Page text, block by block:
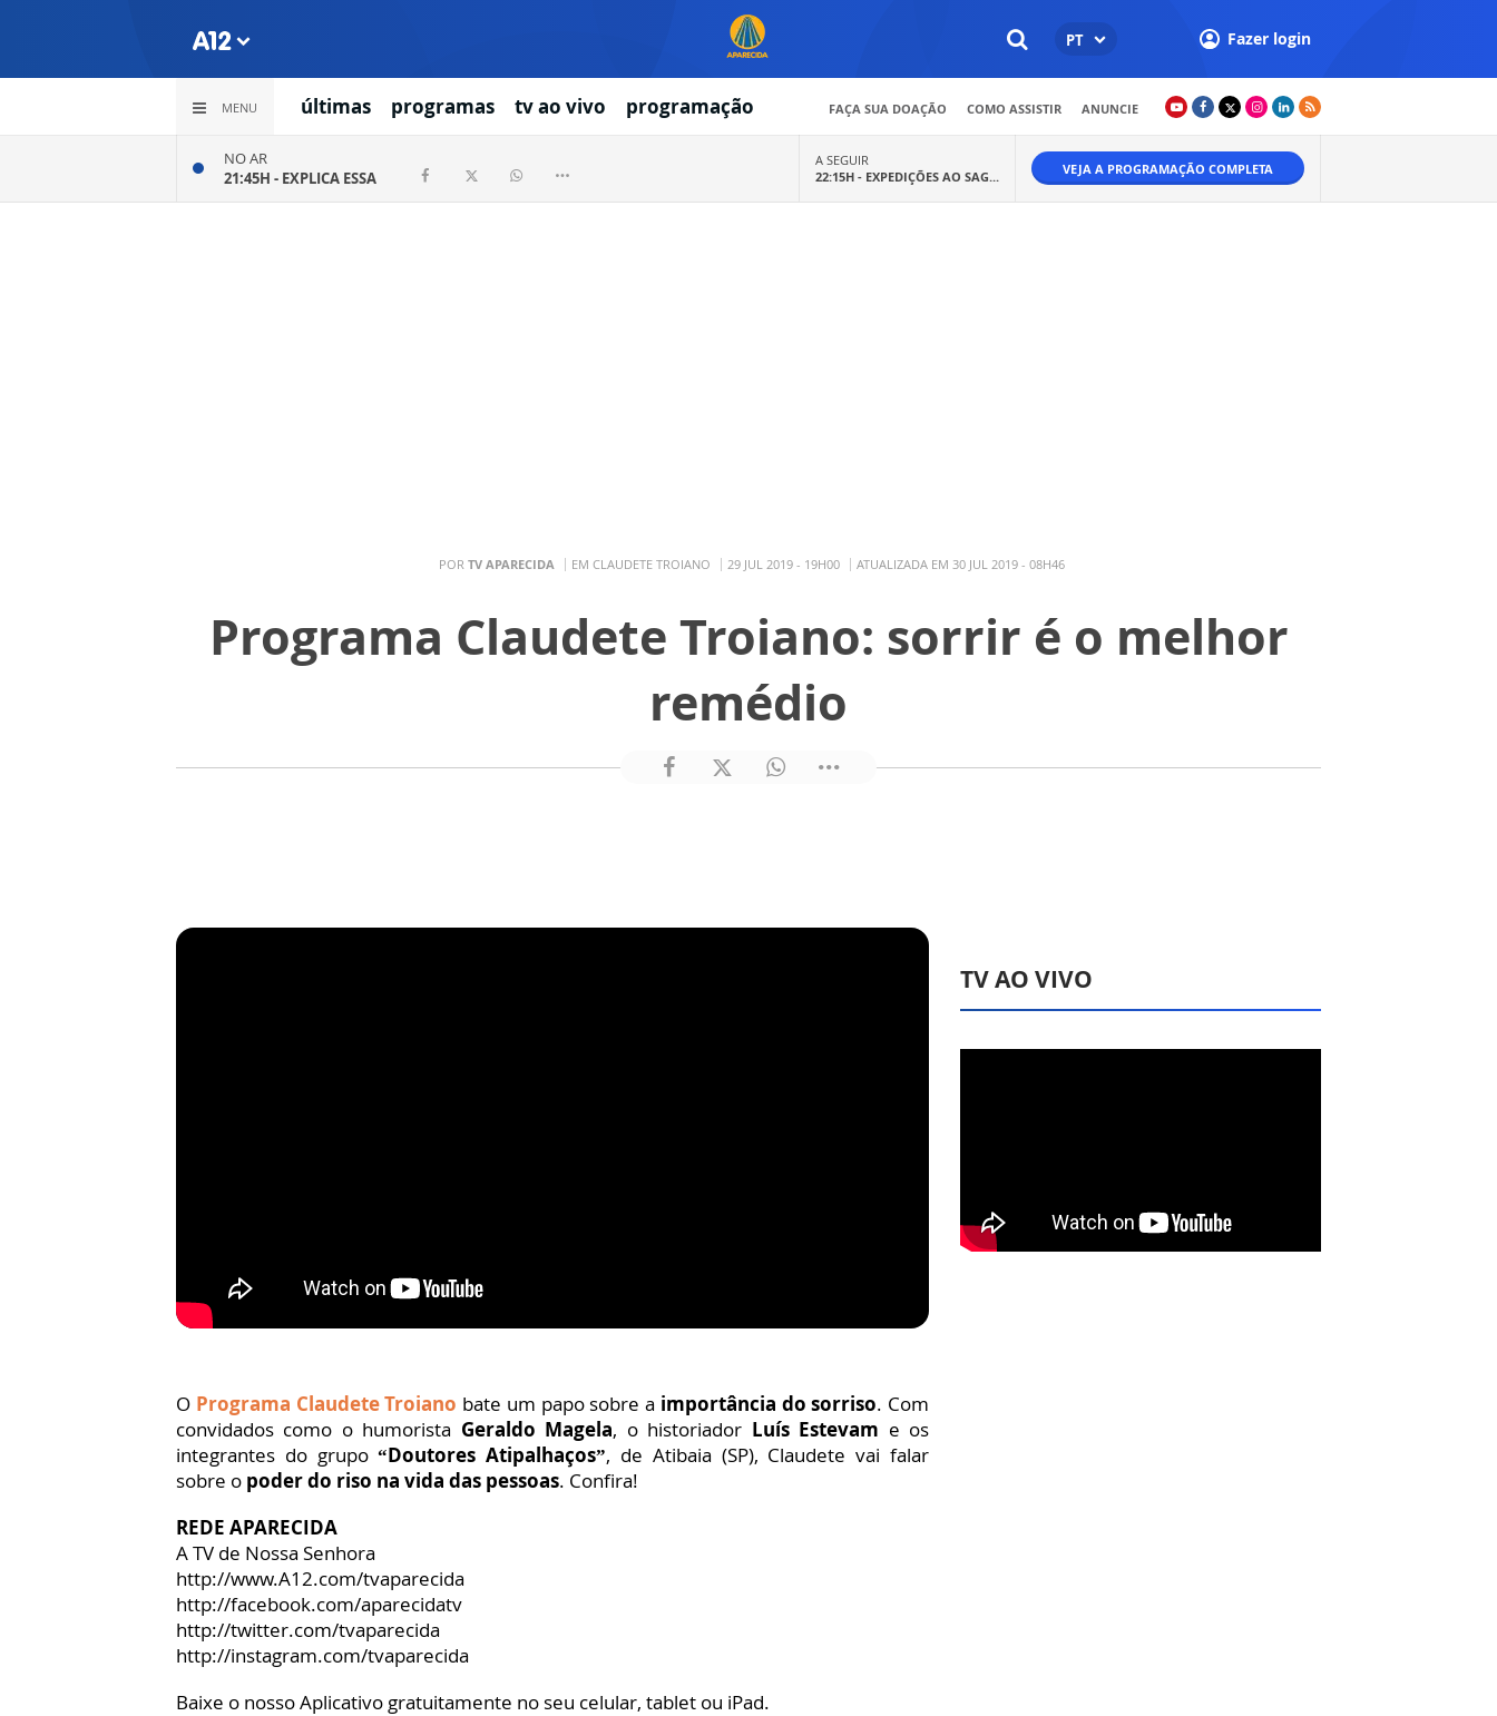
PT Fazer login
MENU últimas programas tv ao vivo programação FAÇA SUA DOAÇÃO COMO ASSISTIR ANUNCIE
NO AR
21:45H - EXPLICA ESSA
A SEGUIR
22:15H - EXPEDIÇÕES AO SAG... VEJA A PROGRAMAÇÃO COMPLETA
POR TV APARECIDA EM CLAUDETE TROIANO 29 JUL 2019 - 19H00 ATUALIZADA EM 30 JUL 2019 - 08H46
Programa Claudete Troiano: sorrir é o melhor
remédio
O Programa Claudete Troiano bate um papo sobre a importância do sorriso. Com
convidados como o humorista Geraldo Magela, o historiador Luís Estevam e os
integrantes do grupo“Doutores Atipalhaços”, de Atibaia (SP), Claudete vai falar
sobre o poder do riso na vida das pessoas. Confira!
REDE APARECIDA
A TV de Nossa Senhora
http://www.A12.com/tvaparecida
http://facebook.com/aparecidatv
http://twitter.com/tvaparecida
http://instagram.com/tvaparecida
Baixe o nosso Aplicativo gratuitamente no seu celular, tablet ou iPad.
TV AO VIVO